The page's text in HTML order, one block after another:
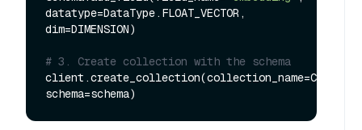
datatype=DataType.FLOAT_VECTOR,
dim=DIMENSION)
# 3. Create collection with the schema